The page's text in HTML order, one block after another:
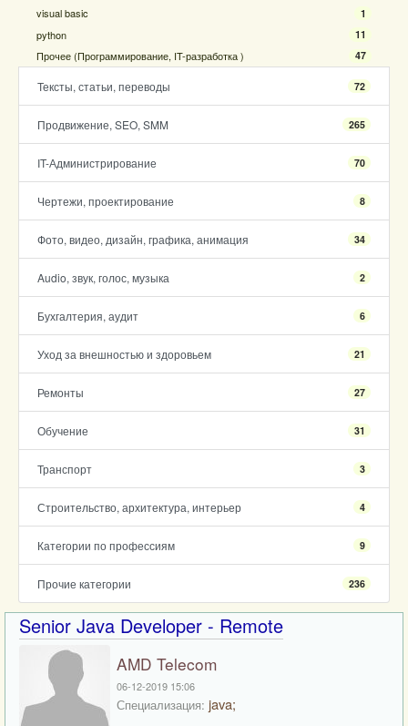
visual basic 1
python 11
Прочее (Программирование, IT-разработка ) 47
Тексты, статьи, переводы 72
Продвижение, SEO, SMM 265
IT-Администрирование 70
Чертежи, проектирование 8
Фото, видео, дизайн, графика, анимация 34
Audio, звук, голос, музыка 2
Бухгалтерия, аудит 6
Уход за внешностью и здоровьем 21
Ремонты 27
Обучение 31
Транспорт 3
Строительство, архитектура, интерьер 4
Категории по профессиям 9
Прочие категории 236
Senior Java Developer - Remote
AMD Telecom
06-12-2019 15:06
Специализация: java;